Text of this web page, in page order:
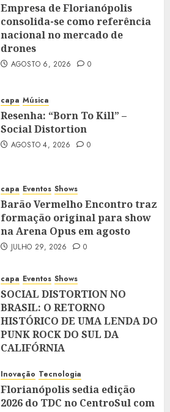
Empresa de Florianópolis
consolida-se como referência
nacional no mercado de
drones
AGOSTO 6, 2026 0
capa Música
Resenha: “Born To Kill” –
Social Distortion
AGOSTO 4, 2026 0
capa Eventos Shows
Barão Vermelho Encontro traz
formação original para show
na Arena Opus em agosto
JULHO 29, 2026 0
capa Eventos Shows
SOCIAL DISTORTION NO
BRASIL: O RETORNO
HISTÓRICO DE UMA LENDA DO
PUNK ROCK DO SUL DA
CALIFÓRNIA
Inovação Tecnologia
Florianópolis sedia edição
2026 do TDC no CentroSul com